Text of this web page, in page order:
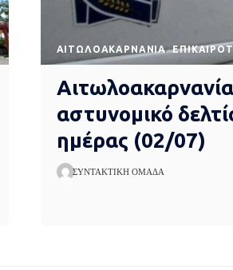
AΙΤΩΛΟΑΚΑΡΝΑΝΊΑ
αστυνομικό
ημέρας (02/07)
ΣΥΝΤΑΚΤΙΚΉ ΟΜΆΔΑ